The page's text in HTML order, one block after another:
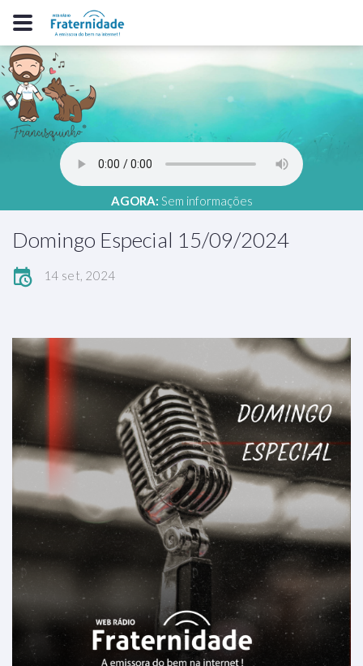
AGORA: Sem informações
Domingo Especial 15/09/2024
14 set, 2024